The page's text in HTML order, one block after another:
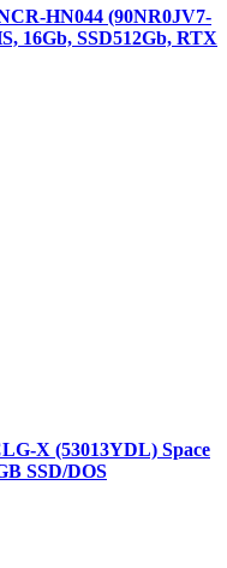
HN044 (90NR0JV7-
16Gb, SSD512Gb, RTX
X (53013YDL) Space
SSD/DOS